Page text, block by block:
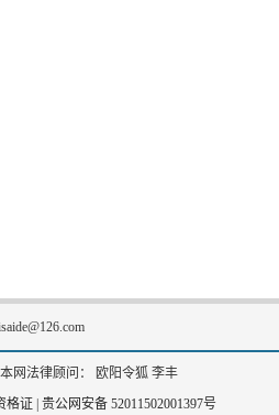
本网法律顾问： 欧阳令狐 李丰
格证 贵公网安备 52011502001397号